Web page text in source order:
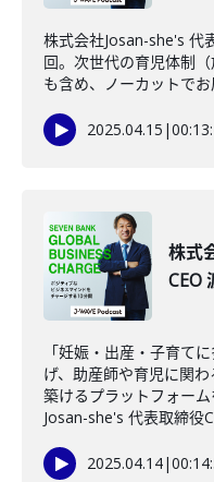
株式会社Josan-she's 代
回。次世代の育児体制
も含め、ノーカットでお
2025.04.15 |
株式
CEO
「妊娠・出産・子育て
げ、助産師や育児に関
築けるプラットフォー
Josan-she's 代表取締役
2025.04.14|